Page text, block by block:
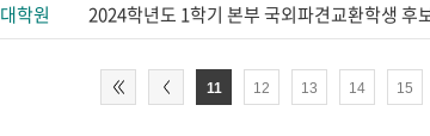
대학원 2024학년도 1학기 본부 국외파견교환학생 후
11 12 13 14 15